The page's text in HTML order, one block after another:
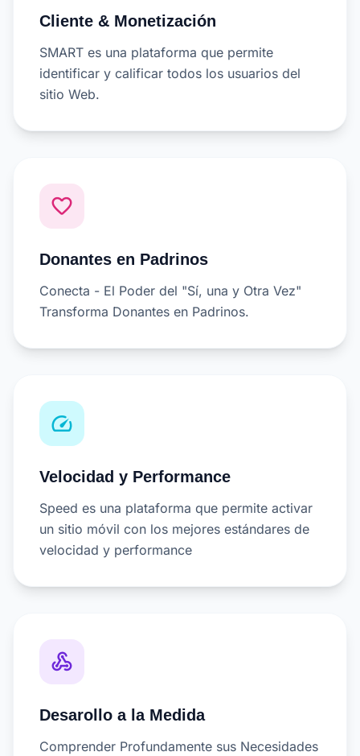
Cliente & Monetización
SMART es una plataforma que permite
identificar y calificar todos los usuarios del
sitio Web.
favorite_border
Donantes en Padrinos
Conecta - El Poder del "Sí, una y Otra Vez"
Transforma Donantes en Padrinos.
speed
Velocidad y Performance
Speed es una plataforma que permite activar
un sitio móvil con los mejores estándares de
velocidad y performance
webhook
Desarollo a la Medida
Comprender Profundamente sus Necesidades